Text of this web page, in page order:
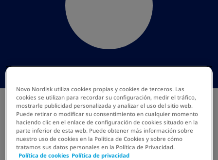
Tu resultado:
Novo Nordisk utiliza cookies propias y cookies de terceros. Las
cookies se utilizan para recordar su configuración, medir el tráfico,
mostrarle publicidad personalizada y analizar el uso del sitio web.
Puede retirar o modificar su consentimiento en cualquier momento
haciendo clic en el enlace de configuración de cookies situado en la
parte inferior de esta web. Puede obtener más información sobre
nuestro uso de cookies en la Política de Cookies y sobre cómo
tratamos sus datos personales en la Política de Privacidad.
Política de cookies Política de privacidad